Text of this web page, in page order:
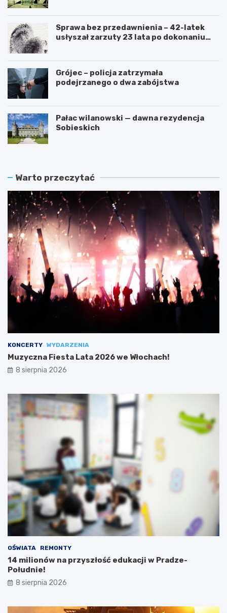
Sprawa bez przedawnienia – 42-latek
usłyszał zarzuty 23 lata po dokonaniu
Grójec – policja zatrzymała
podejrzanego o dwa zabójstwa
Pałac wilanowski — dawna rezydencja
Sobieskich
Warto przeczytać
KONCERTY WYDARZENIA
Muzyczna Fiesta Lata 2026 we Włochach!
8 sierpnia 2026
OŚWIATA REMONTY
14 milionów na przyszłość edukacji w Pradze-
Południe!
8 sierpnia 2026